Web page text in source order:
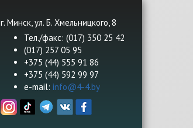
г. Минск, ул. Б. Хмельницкого, 8
Тел./факс: (017) 350 25 42
(017) 257 05 95
+375 (44) 555 91 86
+375 (44) 592 99 97
e-mail: info@4-4.by